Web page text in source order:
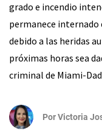
grado e incendio
permanece
debido a las heridas
próximas horas sea
criminal de Miami-
PorVictoria